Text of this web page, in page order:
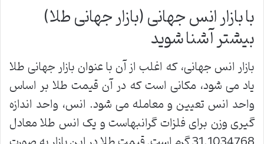
با بازار انس جهانی (بازار جهانی طلا)
بیشتر آشنا شوید
بازار انس جهانی، که اغلب از آن با عنوان بازار جهانی طلا
یاد می شود، مکانی است که در آن قیمت طلا بر اساس
واحد انس تعیین و معامله می شود. انس، واحد اندازه
گیری وزن برای فلزات گرانبهاست و یک انس طلا معادل